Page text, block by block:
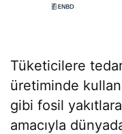
Tüketicilere
üretiminde
gibi fosil
amacıyla